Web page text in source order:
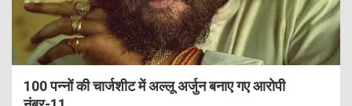
100 पन्नों की चार्जशीट में अल्लू अर्जुन बनाए गए आरोपी